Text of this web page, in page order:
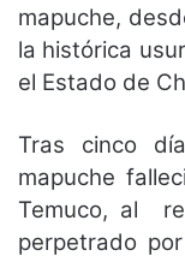
mapuche,
la histórica
el Estado de
Tras cinco
mapuche
Temuco, al
perpetrado